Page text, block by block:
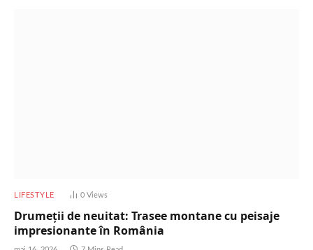
LIFESTYLE 0 Views
Drumeții de neuitat: Trasee montane cu peisaje
impresionante în România